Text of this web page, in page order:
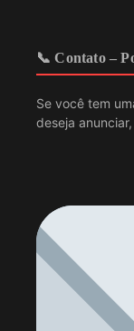
📞 Contato –
Se você tem
deseja